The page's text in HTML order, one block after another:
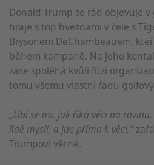
Donald Trump se rád objevuje
hraje s top hvězdami v čele s
Brysonem DeChambeauem,
během kampaně. Na jeho
zase spoléhá kvůli fúzi
tomu všemu vlastní řadu
„Líbí se mi, jak říká věci na
lidé myslí, a jde přímo k věci,“
Trumpovi věrné.